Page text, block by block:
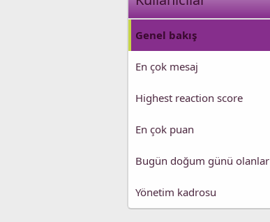
Genel bakış
En çok mesaj
Highest reaction score
En çok puan
Bugün doğum günü olanlar
Yönetim kadrosu